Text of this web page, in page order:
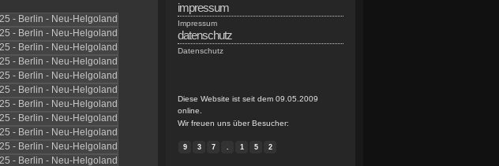
impressum
Impressum
datenschutz
Datenschutz
Diese Website ist seit dem 09.05.2009
online.
Wir freuen uns über Besucher:
9 3 7 . 1 5 2